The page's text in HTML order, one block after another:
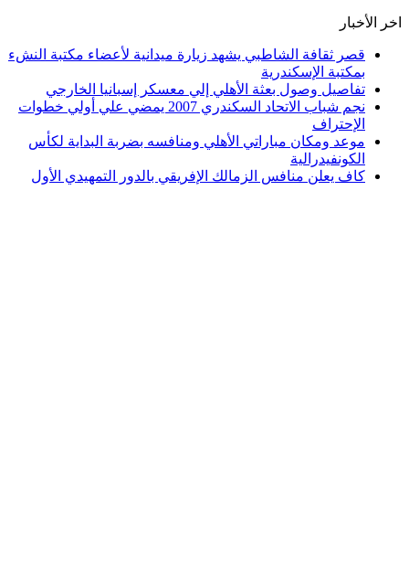
اخر الأخبار
قصر ثقافة الشاطبي يشهد زيارة ميدانية لأعضاء مكتبة النشء
بمكتبة الإسكندرية
تفاصيل وصول بعثة الأهلي إلي معسكر إسبانيا الخارجي
نجم شباب الاتحاد السكندري 2007 يمضي علي أولي خطوات
الإحتراف
موعد ومكان مباراتي الأهلي ومنافسه بضربة البداية لكأس
الكونفيدرالية
كاف يعلن منافس الزمالك الإفريقي بالدور التمهيدي الأول